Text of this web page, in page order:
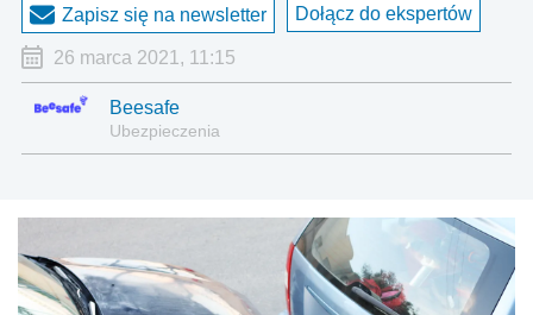
Zapisz się na newsletter Dołącz do ekspertów
26 marca 2021, 11:15
Beesafe
Ubezpieczenia